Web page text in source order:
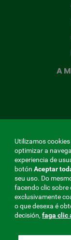
A
Utilizamos
optimizar a
experiencia de
botón Aceptar
seu uso. Do
facendo clic sobre
exclusivamente
o que desexa é
decisión, faga clic